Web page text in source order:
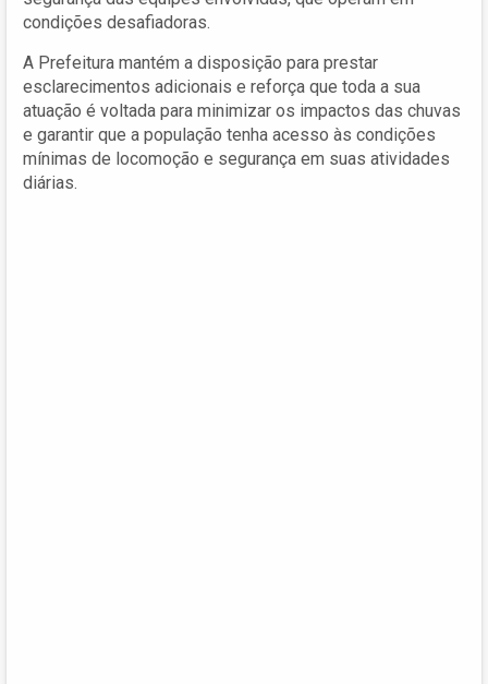
condições desafiadoras.
A Prefeitura mantém a disposição para prestar
esclarecimentos adicionais e reforça que toda a sua
atuação é voltada para minimizar os impactos das chuvas
e garantir que a população tenha acesso às condições
mínimas de locomoção e segurança em suas atividades
diárias.